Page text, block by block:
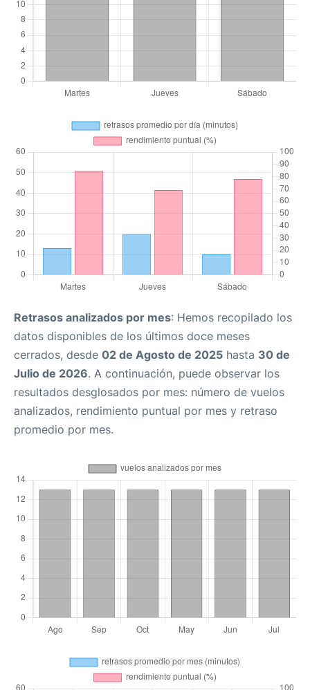
Retrasos analizados por mes: Hemos recopilado los
datos disponibles de los últimos doce meses
cerrados, desde 02 de Agosto de 2025 hasta 30 de
Julio de 2026. A continuación, puede observar los
resultados desglosados por mes: número de vuelos
analizados, rendimiento puntual por mes y retraso
promedio por mes.